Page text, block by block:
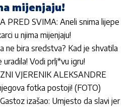
mijenjaju!
PRED SVIMA: Aneli snima lijepe
u njima mijenjaju!
ne bira sredstva? Kad je shvatila
Vodi prlj*vu igru!
VJERENIK ALEKSANDRE
fotka postoji! (FOTO)
izašao: Umjesto da slavi jer